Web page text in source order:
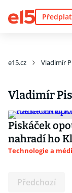
e15.cz Vladimír
Vladimír
Piskáček
nahradí ho
Technologie a
Předchozí